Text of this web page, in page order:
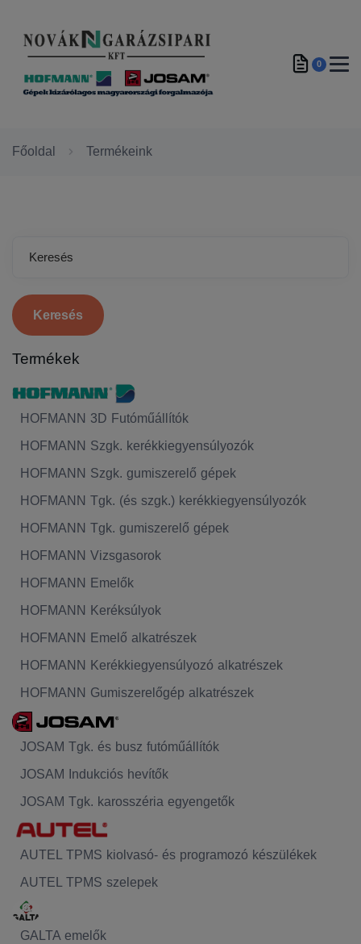
0
Főoldal Termékeink
Keresés
Termékek
HOFMANN 3D Futóműállítók
HOFMANN Szgk. kerékkiegyensúlyozók
HOFMANN Szgk. gumiszerelő gépek
HOFMANN Tgk. (és szgk.) kerékkiegyensúlyozók
HOFMANN Tgk. gumiszerelő gépek
HOFMANN Vizsgasorok
HOFMANN Emelők
HOFMANN Keréksúlyok
HOFMANN Emelő alkatrészek
HOFMANN Kerékkiegyensúlyozó alkatrészek
HOFMANN Gumiszerelőgép alkatrészek
JOSAM Tgk. és busz futóműállítók
JOSAM Indukciós hevítők
JOSAM Tgk. karosszéria egyengetők
AUTEL TPMS kiolvasó- és programozó készülékek
AUTEL TPMS szelepek
GALTA emelők